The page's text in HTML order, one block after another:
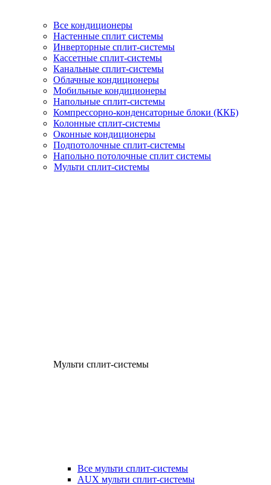
Все кондиционеры
Настенные сплит системы
Инверторные сплит-системы
Кассетные сплит-системы
Канальные сплит-системы
Облачные кондиционеры
Мобильные кондиционеры
Напольные сплит-системы
Компрессорно-конденсаторные блоки (ККБ)
Колонные сплит-системы
Оконные кондиционеры
Подпотолочные сплит-системы
Напольно потолочные сплит системы
Мульти сплит-системы
Мульти сплит-системы
Все мульти сплит-системы
AUX мульти сплит-системы